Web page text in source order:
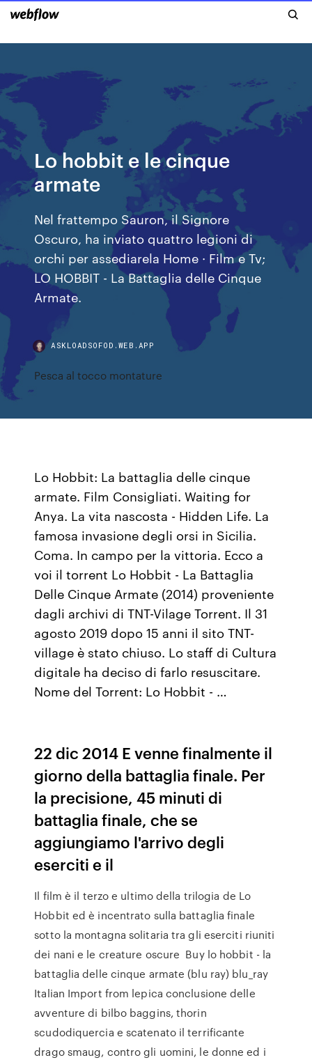
Lo hobbit e le cinque
armate
Nel frattempo Sauron, il Signore
Oscuro, ha inviato quattro legioni di
orchi per assediarela Home · Film e Tv;
LO HOBBIT - La Battaglia delle Cinque
Armate.
ASKLOADSOFOD.WEB.APP
Pesca al tocco montature
Lo Hobbit: La battaglia delle cinque
armate. Film Consigliati. Waiting for
Anya. La vita nascosta - Hidden Life. La
famosa invasione degli orsi in Sicilia.
Coma. In campo per la vittoria. Ecco a
voi il torrent Lo Hobbit - La Battaglia
Delle Cinque Armate (2014) proveniente
dagli archivi di TNT-Vilage Torrent. Il 31
agosto 2019 dopo 15 anni il sito TNT-
village è stato chiuso. Lo staff di Cultura
digitale ha deciso di farlo resuscitare.
Nome del Torrent: Lo Hobbit - …
22 dic 2014 E venne finalmente il
giorno della battaglia finale. Per
la precisione, 45 minuti di
battaglia finale, che se
aggiungiamo l'arrivo degli
eserciti e il
Il film è il terzo e ultimo della trilogia de Lo
Hobbit ed è incentrato sulla battaglia finale
sotto la montagna solitaria tra gli eserciti riuniti
dei nani e le creature oscure Buy lo hobbit - la
battaglia delle cinque armate (blu ray) blu_ray
Italian Import from lepica conclusione delle
avventure di bilbo baggins, thorin
scudodiquercia e scatenato il terrificante
drago smaug, contro gli uomini, le donne ed i